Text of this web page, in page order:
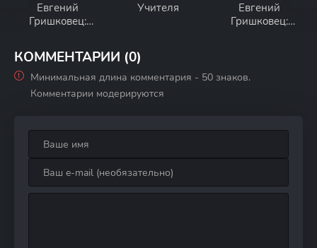
Евгений
Гришковец:
Учителя
Евгений
Гришковец:
КОММЕНТАРИИ (0)
Минимальная длина комментария - 50 знаков.
Комментарии модерируются